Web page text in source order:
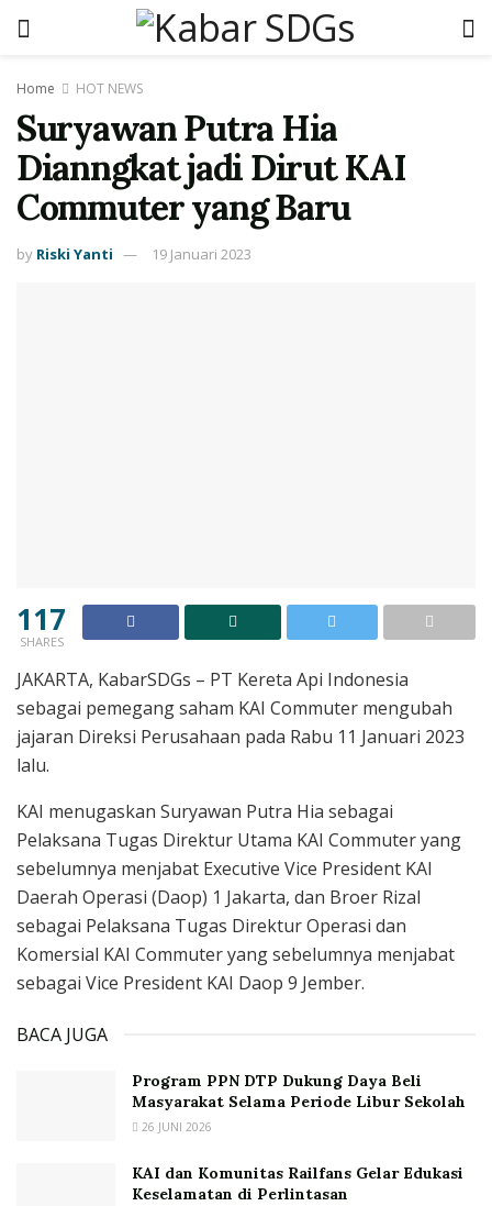
Home HOT NEWS
Suryawan Putra Hia
Dianngkat jadi Dirut KAI
Commuter yang Baru
by Riski Yanti 19 Januari 2023
117
SHARES
JAKARTA, KabarSDGs – PT Kereta Api Indonesia
sebagai pemegang saham KAI Commuter mengubah
jajaran Direksi Perusahaan pada Rabu 11 Januari 2023
lalu.
KAI menugaskan Suryawan Putra Hia sebagai
Pelaksana Tugas Direktur Utama KAI Commuter yang
sebelumnya menjabat Executive Vice President KAI
Daerah Operasi (Daop) 1 Jakarta, dan Broer Rizal
sebagai Pelaksana Tugas Direktur Operasi dan
Komersial KAI Commuter yang sebelumnya menjabat
sebagai Vice President KAI Daop 9 Jember.
BACA JUGA
Program PPN DTP Dukung Daya Beli
Masyarakat Selama Periode Libur Sekolah
26 JUNI 2026
KAI dan Komunitas Railfans Gelar Edukasi
Keselamatan di Perlintasan